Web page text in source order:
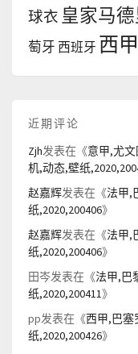
球衣 皇家马德
萄牙 西班牙 西甲
近期评论
Zjh发表在《意甲,尤
机,动态,壁纸
赵嘉辉发表在《法甲,
纸,2020,200406》
赵嘉辉发表在《法甲,
纸,2020,200406》
田岑发表在《法甲,巴
纸,2020,200411》
pp发表在《西甲,巴塞
纸,2020,200426》